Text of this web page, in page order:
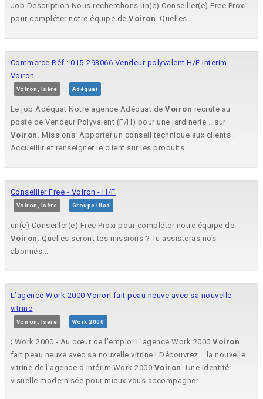
Job Description Nous recherchons un(e) Conseiller(e) Free Proxi
pour compléter notre équipe deVoiron. Quelles...
Commerce Réf : 015-293066 Vendeur polyvalent H/F Interim
Voiron
Voiron, Isère Adéquat
Le job Adéquat Notre agence Adéquat deVoiron recrute au
poste de Vendeur Polyvalent (F/H) pour une jardinerie... sur
Voiron . Missions: Apporter un conseil technique aux clients :
Accueillir et renseigner le client sur les produits...
Conseiller Free - Voiron - H/F
Voiron, Isère Groupe iliad
un(e) Conseiller(e) Free Proxi pour compléter notre équipe de
Voiron . Quelles seront tes missions ? Tu assisteras nos
abonnés...
L’agence Work 2000 Voiron fait peau neuve avec sa nouvelle
vitrine
Voiron, Isère Work 2000
; Work 2000 - Au cœur de l'emploi L’agence Work 2000Voiron
fait peau neuve avec sa nouvelle vitrine ! Découvrez... la nouvelle
vitrine de l'agence d'intérim Work 2000 Voiron . Une identité
visuelle modernisée pour mieux vous accompagner...